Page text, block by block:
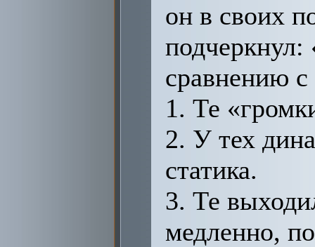
он в своих
подчеркнул:
сравнению
1. Те
2. У тех
статика.
3. Те
медленно,